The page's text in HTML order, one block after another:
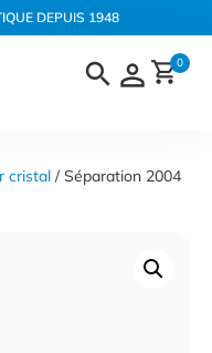
DEPUIS 1948
0
cristal / Séparation 2004